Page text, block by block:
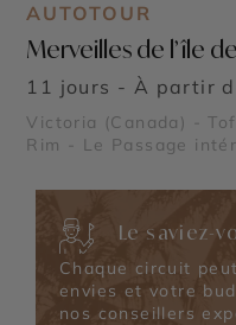
AUTOTOUR
Merveilles de l’île
11 jours - À partir
Victoria (Canada) -
Rim - Le Passage
Le saviez-
Chaque circuit
envies et votre
nos conseillers